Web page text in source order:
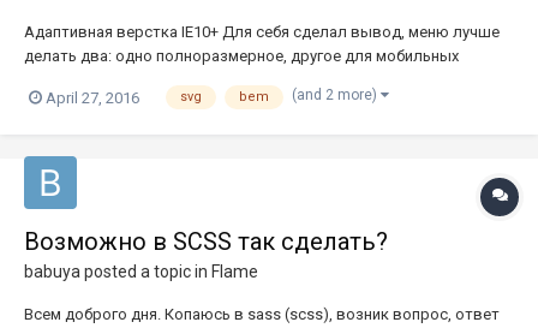
Адаптивная верстка IE10+ Для себя сделал вывод, меню лучше
делать два: одно полноразмерное, другое для мобильных
ничего(пустая страница), что для меня пока загадка. Может кто
April 27, 2016 svg bem (and 2 more)
Возможно в SCSS так сделать?
babuya posted a topic in Flame
Всем доброго дня. Копаюсь в sass (scss), возник вопрос, ответ